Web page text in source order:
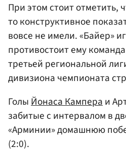
При этом стоит отметить,
то конструктивное
вовсе не имели. «Байер»
противостоит ему
третьей региональной
дивизиона чемпионата
ГолыЙонаса Кампераи
забитые с интервалом в
«Арминии» домашнюю
(2:0).